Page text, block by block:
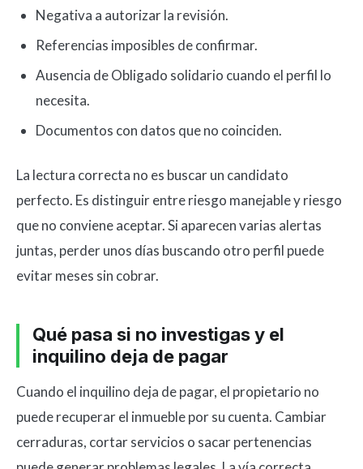
Negativa a autorizar la revisión.
Referencias imposibles de confirmar.
Ausencia de Obligado solidario cuando el perfil lo
necesita.
Documentos con datos que no coinciden.
La lectura correcta no es buscar un candidato
perfecto. Es distinguir entre riesgo manejable y riesgo
que no conviene aceptar. Si aparecen varias alertas
juntas, perder unos días buscando otro perfil puede
evitar meses sin cobrar.
Qué pasa si no investigas y el
inquilino deja de pagar
Cuando el inquilino deja de pagar, el propietario no
puede recuperar el inmueble por su cuenta. Cambiar
cerraduras, cortar servicios o sacar pertenencias